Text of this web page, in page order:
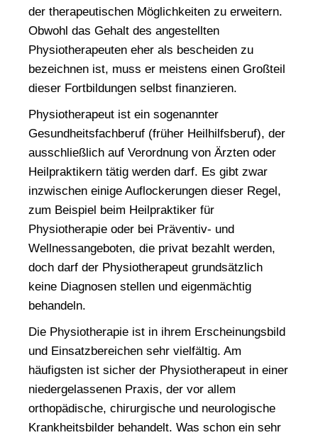
der therapeutischen Möglichkeiten zu erweitern.
Obwohl das Gehalt des angestellten
Physiotherapeuten eher als bescheiden zu
bezeichnen ist, muss er meistens einen Großteil
dieser Fortbildungen selbst finanzieren.
Physiotherapeut ist ein sogenannter
Gesundheitsfachberuf (früher Heilhilfsberuf), der
ausschließlich auf Verordnung von Ärzten oder
Heilpraktikern tätig werden darf. Es gibt zwar
inzwischen einige Auflockerungen dieser Regel,
zum Beispiel beim Heilpraktiker für
Physiotherapie oder bei Präventiv- und
Wellnessangeboten, die privat bezahlt werden,
doch darf der Physiotherapeut grundsätzlich
keine Diagnosen stellen und eigenmächtig
behandeln.
Die Physiotherapie ist in ihrem Erscheinungsbild
und Einsatzbereichen sehr vielfältig. Am
häufigsten ist sicher der Physiotherapeut in einer
niedergelassenen Praxis, der vor allem
orthopädische, chirurgische und neurologische
Krankheitsbilder behandelt. Was schon ein sehr